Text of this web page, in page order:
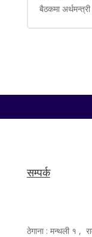
बैठकमा
सम्पर्क
ठेगाना : मन्थली १ ,